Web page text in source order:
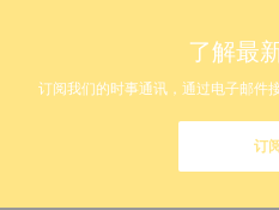
了解最
订阅我们的时事通讯，通过电子邮件
订